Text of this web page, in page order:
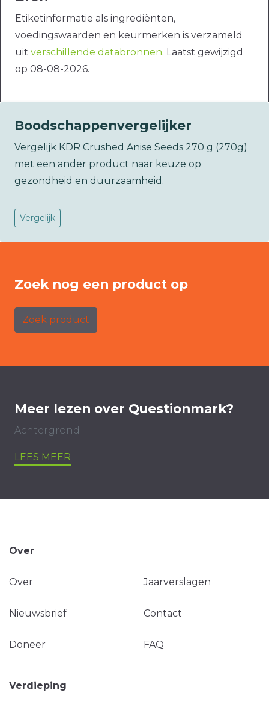
Etiketinformatie als ingrediënten,
voedingswaarden en keurmerken is verzameld
uit verschillende databronnen. Laatst gewijzigd
op 08-08-2026.
Boodschappenvergelijker
Vergelijk KDR Crushed Anise Seeds 270 g (270g)
met een ander product naar keuze op
gezondheid en duurzaamheid.
Vergelijk
Zoek nog een product op
Zoek product
Meer lezen over Questionmark?
Achtergrond
LEES MEER
Over
Over Jaarverslagen
Nieuwsbrief Contact
Doneer FAQ
Verdieping